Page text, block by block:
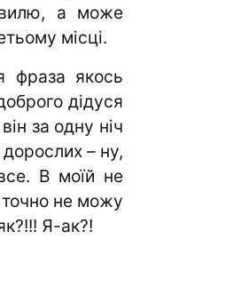
, а може
місці.
фраза якось
дідуся
за одну ніч
дорослих – ну,
В моїй не
не можу
Я-ак?!